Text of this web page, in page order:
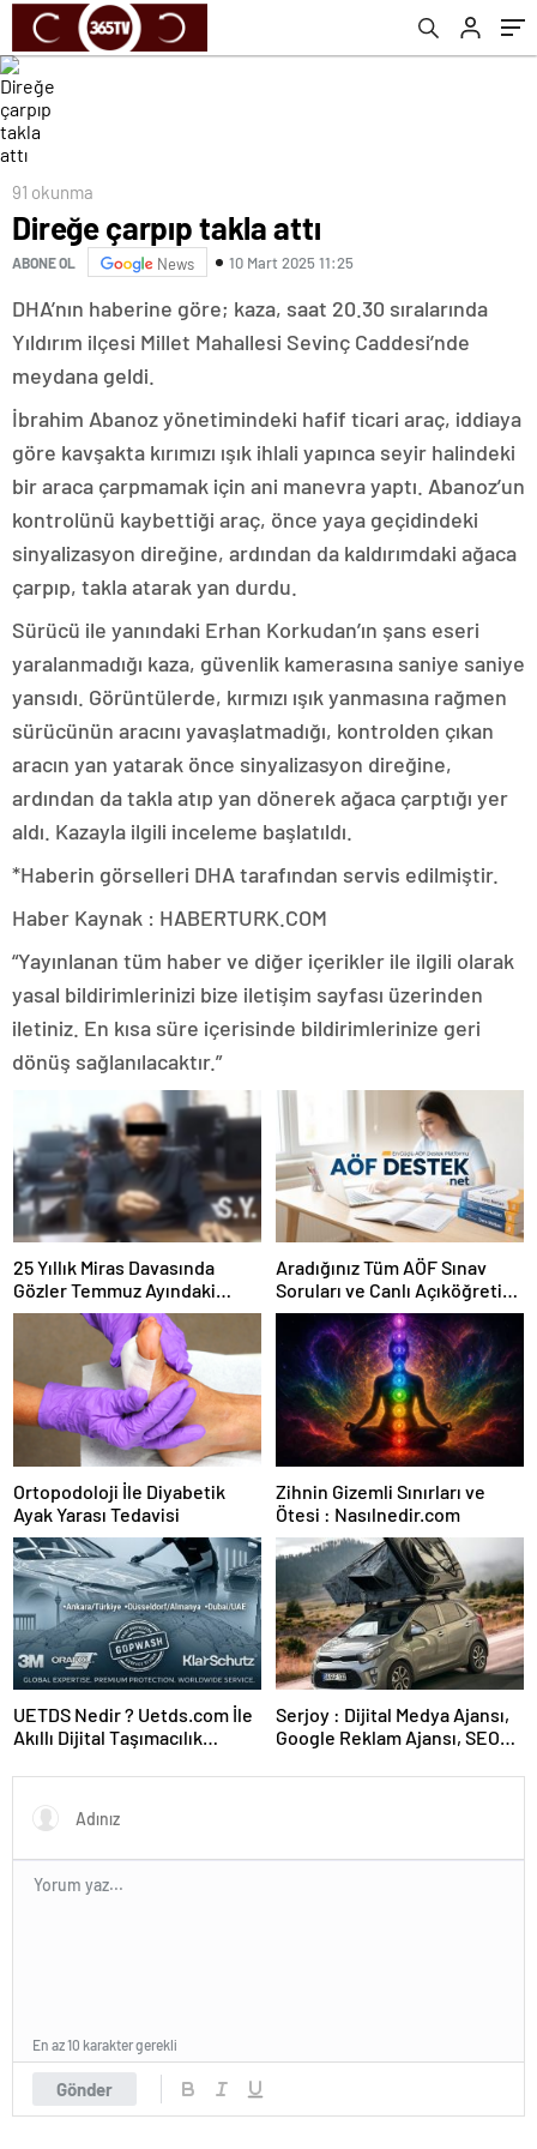
91 okunma
Direğe çarpıp takla attı
ABONE OL News 10 Mart 2025 11:25
DHA’nın haberine göre; kaza, saat 20.30 sıralarında
Yıldırım ilçesi Millet Mahallesi Sevinç Caddesi’nde
meydana geldi.
İbrahim Abanoz yönetimindeki hafif ticari araç, iddiaya
göre kavşakta kırımızı ışık ihlali yapınca seyir halindeki
bir araca çarpmamak için ani manevra yaptı. Abanoz’un
kontrolünü kaybettiği araç, önce yaya geçidindeki
sinyalizasyon direğine, ardından da kaldırımdaki ağaca
çarpıp, takla atarak yan durdu.
Sürücü ile yanındaki Erhan Korkudan’ın şans eseri
yaralanmadığı kaza, güvenlik kamerasına saniye saniye
yansıdı. Görüntülerde, kırmızı ışık yanmasına rağmen
sürücünün aracını yavaşlatmadığı, kontrolden çıkan
aracın yan yatarak önce sinyalizasyon direğine,
ardından da takla atıp yan dönerek ağaca çarptığı yer
aldı. Kazayla ilgili inceleme başlatıldı.
*Haberin görselleri DHA tarafından servis edilmiştir.
Haber Kaynak : HABERTURK.COM
“Yayınlanan tüm haber ve diğer içerikler ile ilgili olarak
yasal bildirimlerinizi bize iletişim sayfası üzerinden
iletiniz. En kısa süre içerisinde bildirimlerinize geri
dönüş sağlanılacaktır.”
25 Yıllık Miras Davasında
Gözler Temmuz Ayındaki
Karar Duruşmasına Çevrildi
Aradığınız Tüm AÖF Sınav
Soruları ve Canlı Açıköğretim
Forumu Burada
Ortopodoloji İle Diyabetik
Ayak Yarası Tedavisi
Zihnin Gizemli Sınırları ve
Ötesi : Nasılnedir.com
UETDS Nedir ? Uetds.com İle
Akıllı Dijital Taşımacılık
Serjoy : Dijital Medya Ajansı,
Google Reklam Ajansı, SEO
Gönder
En az 10 karakter gerekli